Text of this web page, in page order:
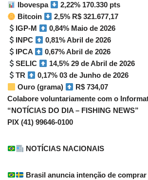
Ibovespa
2,22% 170.330 pts
Bitcoin
2,5% R$ 321.677,17
IGP-M
0,84% Maio de 2026
INPC
0,81% Abril de 2026
IPCA
0,67% Abril de 2026
SELIC
14,5% 29 de Abril de 2026
TR
0,17% 03 de Junho de 2026
Ouro (grama)
R$ 734,07
Colabore voluntariamente com o
“NOTÍCIAS DO DIA – FISHING NEWS”
PIX (41) 99646-0100
NOTÍCIAS NACIONAIS
Brasil anuncia intenção de comprar